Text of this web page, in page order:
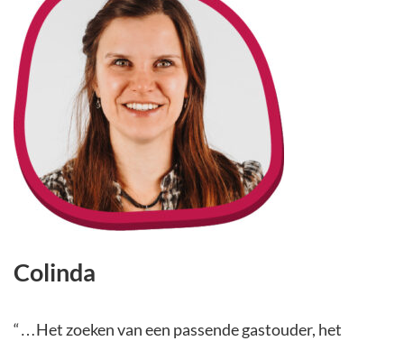
Colinda
“…Het zoeken van een passende gastouder, het